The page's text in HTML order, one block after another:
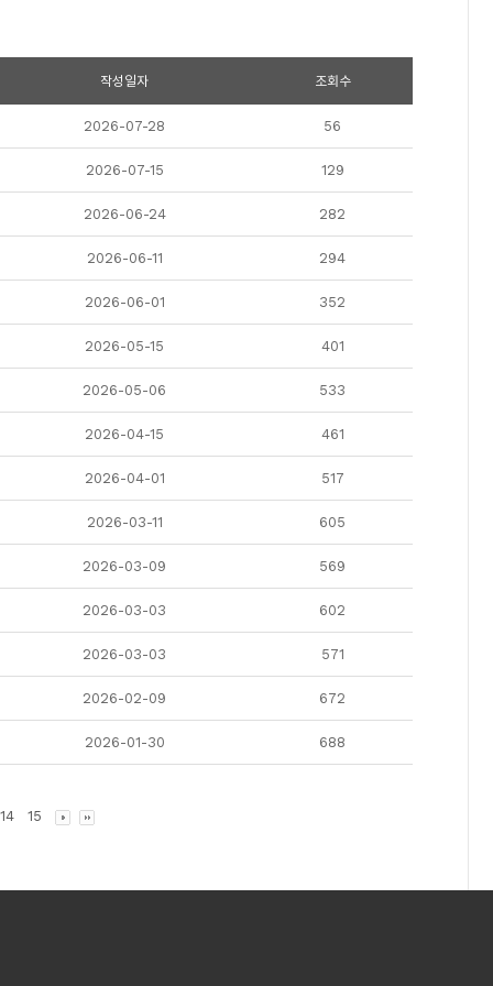
작성일자 조회수
2026-07-28 56
2026-07-15 129
2026-06-24 282
2026-06-11 294
2026-06-01 352
2026-05-15 401
2026-05-06 533
2026-04-15 461
2026-04-01 517
2026-03-11 605
2026-03-09 569
2026-03-03 602
2026-03-03 571
2026-02-09 672
2026-01-30 688
14 15